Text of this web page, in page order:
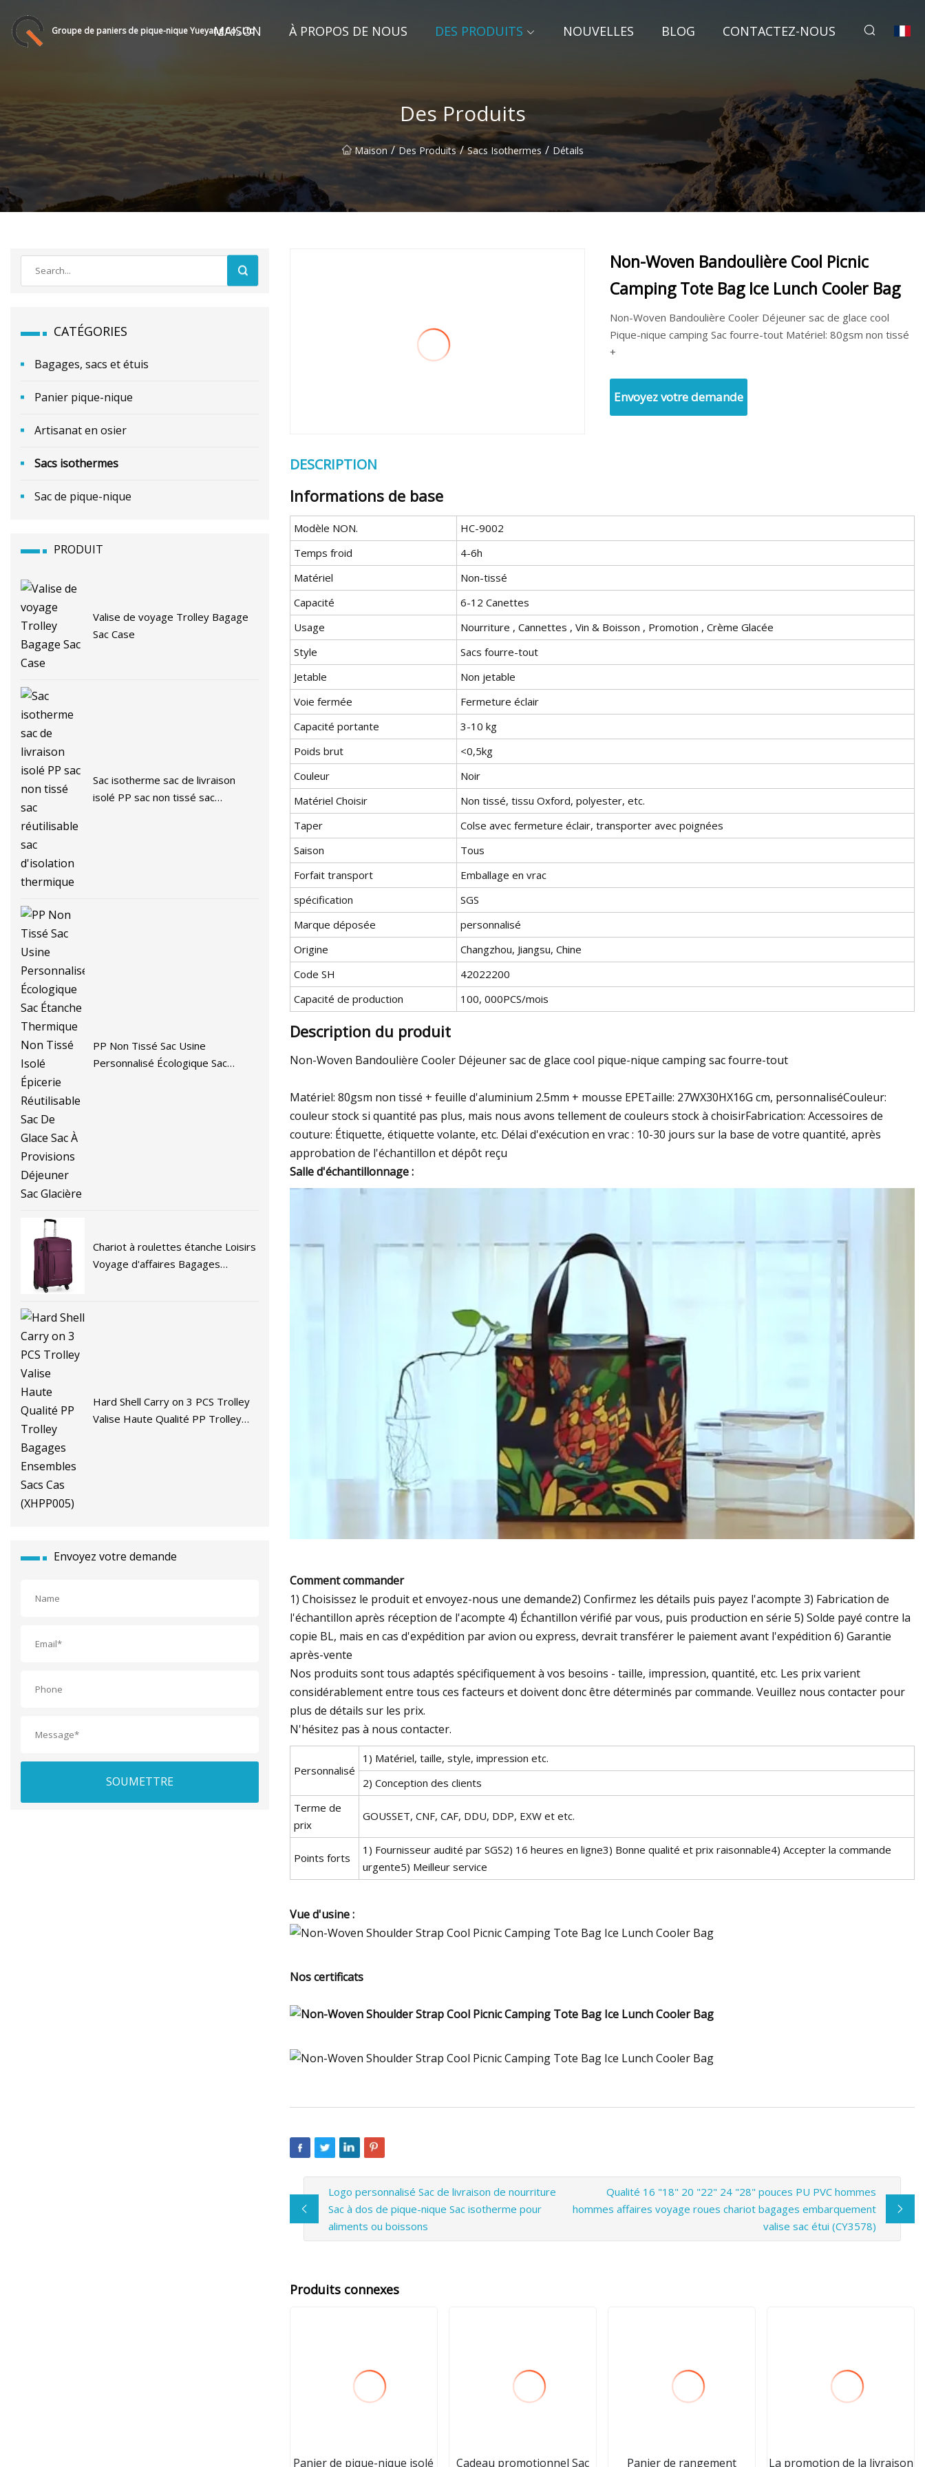
Groupe de paniers de pique-nique Yueyang Co., Ltd
MAISON À PROPOS DE NOUS DES PRODUITS NOUVELLES BLOG CONTACTEZ-NOUS
Des Produits
Maison / Des Produits / Sacs Isothermes / Détails
CATÉGORIES
Bagages, sacs et étuis
Panier pique-nique
Artisanat en osier
Sacs isothermes
Sac de pique-nique
PRODUIT
Valise de voyage Trolley Bagage
Sac Case
Sac isotherme sac de livraison
isolé PP sac non tissé sac
PP Non Tissé Sac Usine
Personnalisé Écologique Sac
Chariot à roulettes étanche Loisirs
Voyage d'affaires Bagages
Hard Shell Carry on 3 PCS Trolley
Valise Haute Qualité PP Trolley
Envoyez votre demande
SOUMETTRE
Non-Woven Bandoulière Cool Picnic
Camping Tote Bag Ice Lunch Cooler Bag
Non-Woven Bandoulière Cooler Déjeuner sac de glace cool
Pique-nique camping Sac fourre-tout Matériel: 80gsm non tissé
+
Envoyez votre demande
DESCRIPTION
Informations de base
Modèle NON.
HC-9002
Temps froid
4-6h
Matériel
Non-tissé
Capacité
6-12 Canettes
Usage
Nourriture , Cannettes , Vin & Boisson , Promotion , Crème Glacée
Style
Sacs fourre-tout
Jetable
Non jetable
Voie fermée
Fermeture éclair
Capacité portante
3-10 kg
Poids brut
<0,5kg
Couleur
Noir
Matériel Choisir
Non tissé, tissu Oxford, polyester, etc.
Taper
Colse avec fermeture éclair, transporter avec poignées
Saison
Tous
Forfait transport
Emballage en vrac
spécification
SGS
Marque déposée
personnalisé
Origine
Changzhou, Jiangsu, Chine
Code SH
42022200
Capacité de production
100, 000PCS/mois
Description du produit
Non-Woven Bandoulière Cooler Déjeuner sac de glace cool pique-nique camping sac fourre-tout
Matériel: 80gsm non tissé + feuille d'aluminium 2.5mm + mousse EPETaille: 27WX30HX16G cm, personnaliséCouleur:
couleur stock si quantité pas plus, mais nous avons tellement de couleurs stock à choisirFabrication: Accessoires de
couture: Étiquette, étiquette volante, etc. Délai d'exécution en vrac : 10-30 jours sur la base de votre quantité, après
approbation de l'échantillon et dépôt reçu
Salle d'échantillonnage :
Comment commander
1) Choisissez le produit et envoyez-nous une demande2) Confirmez les détails puis payez l'acompte 3) Fabrication de
l'échantillon après réception de l'acompte 4) Échantillon vérifié par vous, puis production en série 5) Solde payé contre la
copie BL, mais en cas d'expédition par avion ou express, devrait transférer le paiement avant l'expédition 6) Garantie
après-vente
Nos produits sont tous adaptés spécifiquement à vos besoins - taille, impression, quantité, etc. Les prix varient
considérablement entre tous ces facteurs et doivent donc être déterminés par commande. Veuillez nous contacter pour
plus de détails sur les prix.
N'hésitez pas à nous contacter.
Personnalisé
1) Matériel, taille, style, impression etc.
2) Conception des clients
Terme de
prix
GOUSSET, CNF, CAF, DDU, DDP, EXW et etc.
Points forts
1) Fournisseur audité par SGS2) 16 heures en ligne3) Bonne qualité et prix raisonnable4) Accepter la commande
urgente5) Meilleur service
Vue d'usine :
Nos certificats
Logo personnalisé Sac de livraison de nourriture
Sac à dos de pique-nique Sac isotherme pour
aliments ou boissons
Qualité 16 "18" 20 "22" 24 "28" pouces PU PVC hommes
hommes affaires voyage roues chariot bagages embarquement
valise sac étui (CY3578)
Produits connexes
Panier de pique-nique isolé Cadeau promotionnel Sac Panier de rangement La promotion de la livraison